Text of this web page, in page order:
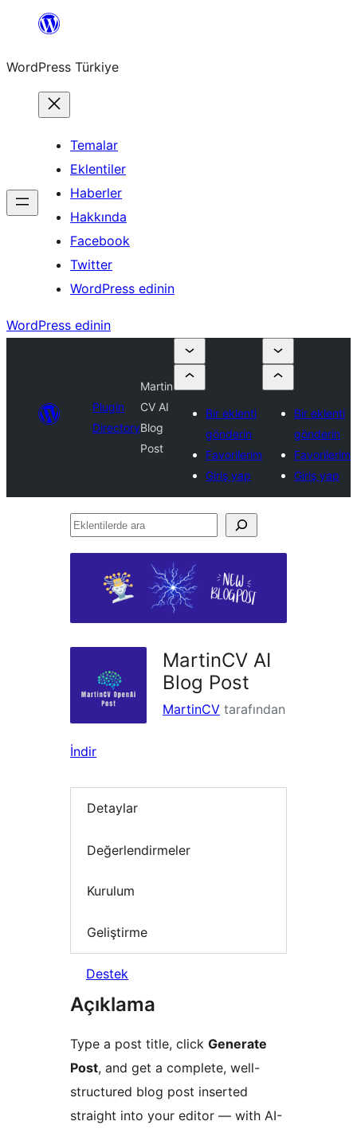
İçeriğe
WordPress Türkiye
Temalar
Eklentiler
Haberler
Hakkında
Facebook
Twitter
WordPress edinin
WordPress edinin
Plugin
Directory
Martin
CV AI
Blog
Post
Bir eklenti
gönderin
Favorilerim
Giriş yap
Bir eklenti
gönderin
Favorilerim
Giriş yap
Eklentilerde
MartinCV AI
Blog Post
MartinCV tarafından
İndir
Detaylar
Değerlendirmeler
Kurulum
Geliştirme
Destek
Açıklama
Type a post title, click Generate
Post, and get a complete, well-
structured blog post inserted
straight into your editor — with AI-